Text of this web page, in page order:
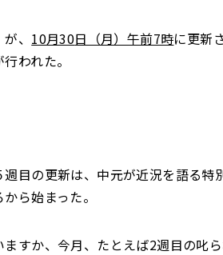
が、 10月30日（月）午前7時に更新
われた。
目の更新は、中元が近況を語る特
ら始まった。
ますか、今月、たとえば2週目の叱